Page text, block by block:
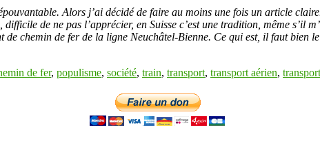
Alors j’ai décidé de faire au moins une fois un article
difficile de ne pas l’apprécier, en Suisse c’est une tradition, même s’il
chemin de fer de la ligne Neuchâtel-Bienne. Ce qui est, il faut bien
de fer, populisme, société, train, transport, transport aérien,